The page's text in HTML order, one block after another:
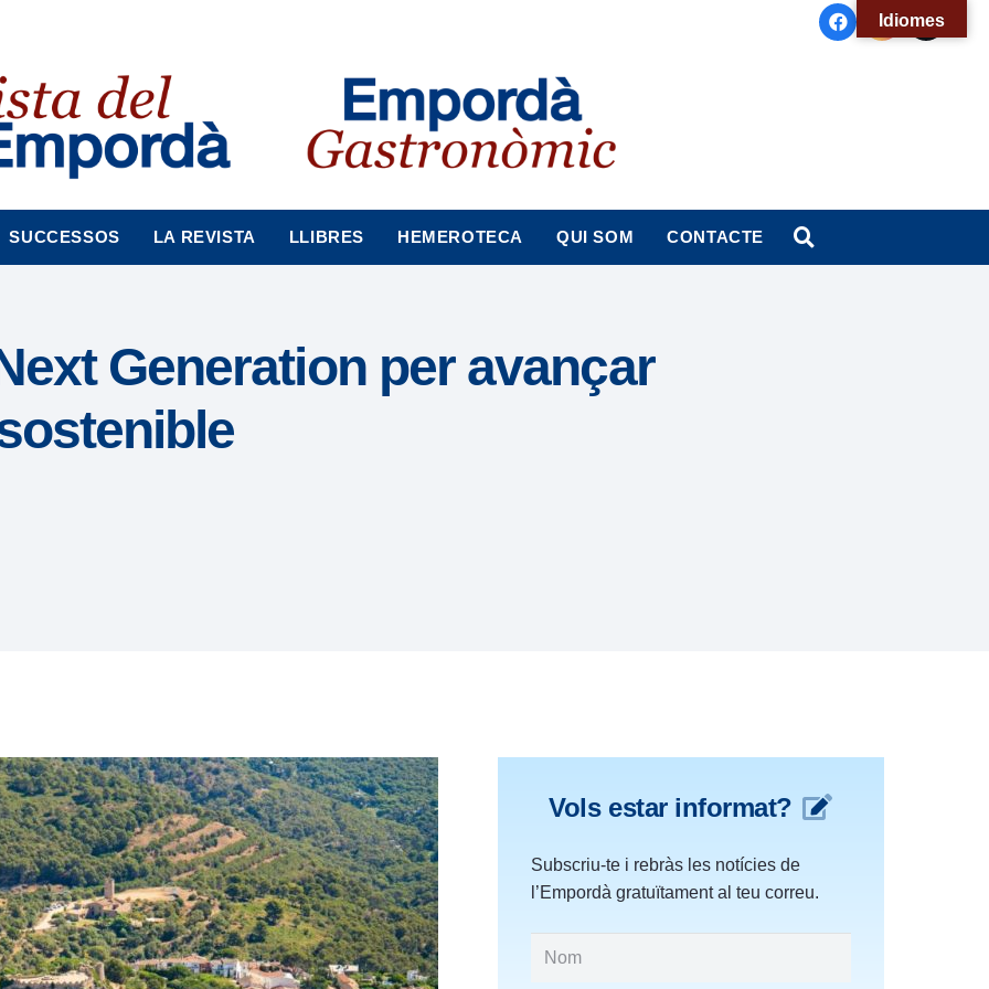
SUCCESSOS LA REVISTA LLIBRES HEMEROTECA QUI SOM CONTACTE
Generation per avançar
Vols estar informat?
Subscriu-te i rebràs les notícies de
l’Empordà gratuïtament al teu correu.
Idiomes